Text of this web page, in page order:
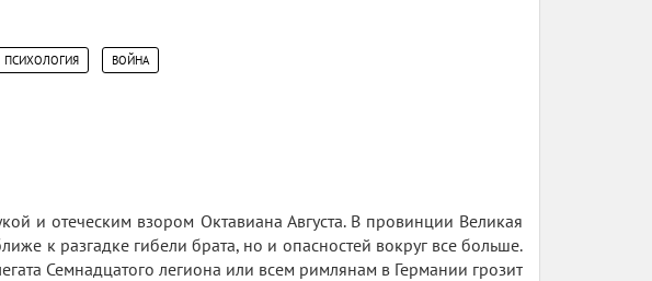
ПСИХОЛОГИЯ ВОЙНА
и отеческим взором Октавиана Августа. В провинции Великая
к разгадке гибели брата, но и опасностей вокруг все больше.
Семнадцатого легиона или всем римлянам в Германии грозит